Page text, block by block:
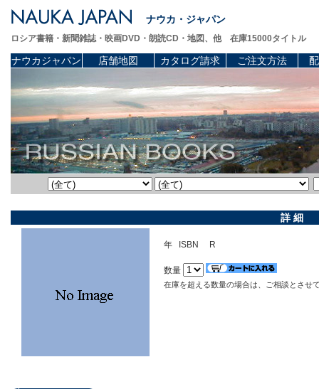
ナウカ・ジャパン
ロシア書籍・新聞雑誌・映画DVD・朗読CD・地図、他 在庫15000タイトル
ナウカジャパン 店舗地図 カタログ請求 ご注文方法
詳 細
年 ISBN R
数量
在庫を超える数量の場合は、ご相談とさせ